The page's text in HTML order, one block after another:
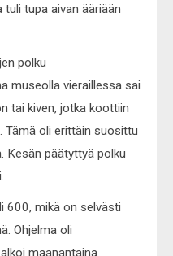
tuli tupa aivan ääriään
polku
museolla vieraillessa sai
tai kiven, jotka koottiin
Tämä oli erittäin suosittu
Kesän päätyttyä polku
600, mikä on selvästi
Ohjelma oli
maanantaina